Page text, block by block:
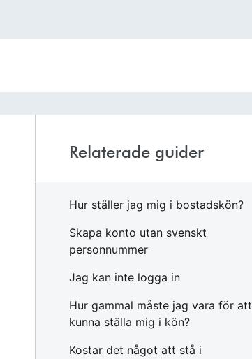
Relaterade guider
Hur ställer jag mig i bostadskön?
Skapa konto utan svenskt
personnummer
Jag kan inte logga in
Hur gammal måste jag vara för att
kunna ställa mig i kön?
Kostar det något att stå i